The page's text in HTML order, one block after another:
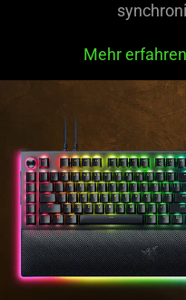
Mehr erfahren